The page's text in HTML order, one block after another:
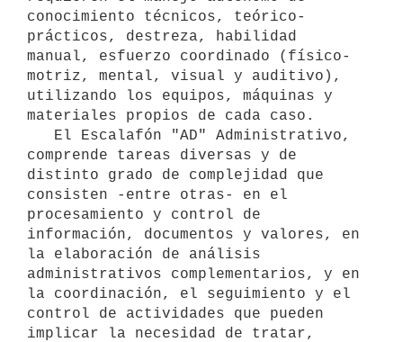
conocimiento técnicos, teórico-
prácticos, destreza, habilidad
manual, esfuerzo coordinado (físico-
motriz, mental, visual y auditivo),
utilizando los equipos, máquinas y
materiales propios de cada caso.
comprende tareas diversas y de
distinto grado de complejidad que
consisten -entre otras- en el
procesamiento y control de
información, documentos y valores, en
la elaboración de análisis
administrativos complementarios, y en
la coordinación, el seguimiento y el
control de actividades que pueden
implicar la necesidad de tratar,